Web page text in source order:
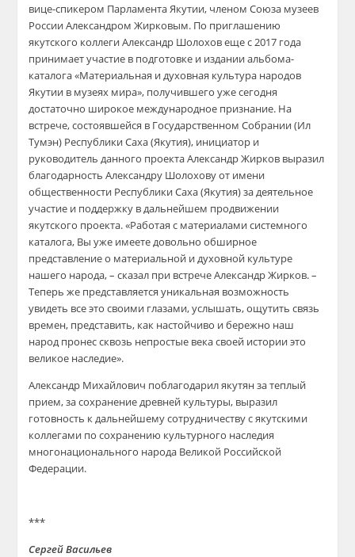
вице-спикером Парламента Якутии, членом Союза музеев
России Александром Жирковым. По приглашению
якутского коллеги Александр Шолохов еще с 2017 года
принимает участие в подготовке и издании альбома-
каталога «Материальная и духовная культура народов
Якутии в музеях мира», получившего уже сегодня
достаточно широкое международное признание. На
встрече, состоявшейся в Государственном Собрании (Ил
Тумэн) Республики Саха (Якутия), инициатор и
руководитель данного проекта Александр Жирков выразил
благодарность Александру Шолохову от имени
общественности Республики Саха (Якутия) за деятельное
участие и поддержку в дальнейшем продвижении
якутского проекта. «Работая с материалами системного
каталога, Вы уже имеете довольно обширное
представление о материальной и духовной культуре
нашего народа, – сказал при встрече Александр Жирков. –
Теперь же представляется уникальная возможность
увидеть все это своими глазами, услышать, ощутить связь
времен, представить, как настойчиво и бережно наш
народ пронес сквозь непростые века своей истории это
великое наследие».
Александр Михайлович поблагодарил якутян за теплый
прием, за сохранение древней культуры, выразил
готовность к дальнейшему сотрудничеству с якутскими
коллегами по сохранению культурного наследия
многонационального народа Великой Российской
Федерации.
***
Сергей Васильев